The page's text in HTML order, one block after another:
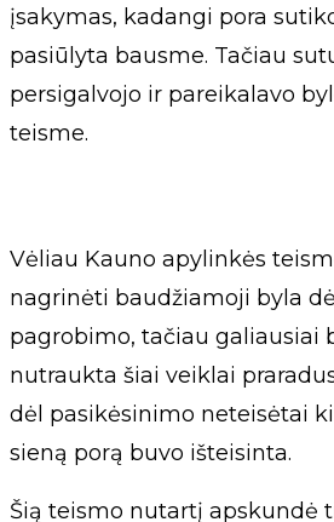
įsakymas, kadangi pora
pasiūlyta bausme. Tačiau
persigalvojo ir pareikalavo
teisme.
Vėliau Kauno apylinkės
nagrinėti baudžiamoji byla
pagrobimo, tačiau galiausiai
nutraukta šiai veiklai
dėl pasikėsinimo neteisėtai
sieną porą buvo išteisinta.
Šią teismo nutartį apskundė